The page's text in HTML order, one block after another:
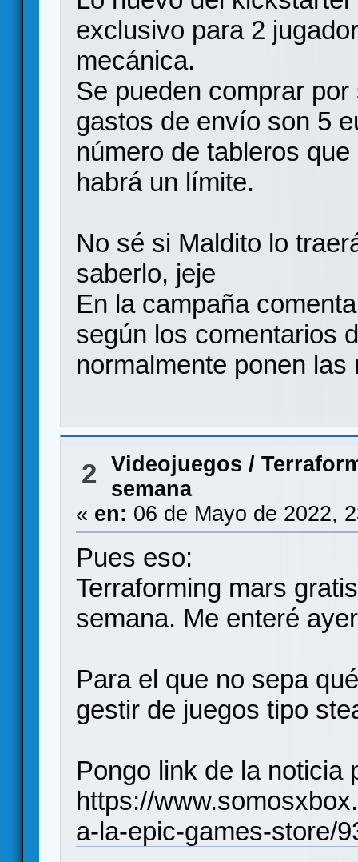
exclusivo para 2
mecánica.
Se pueden comprar
gastos de envío son 5
número de tableros
habrá un límite.
No sé si Maldito lo
saberlo, jeje
En la campaña
según los comentarios
normalmente ponen
2 Videojuegos /
semana
« en: 06 de Mayo de 2022,
Pues eso:
Terraforming mars
semana. Me enteré
Para el que no sepa
gestir de juegos tipo
Pongo link de la noticia
https://
a-la-epic-games-store/